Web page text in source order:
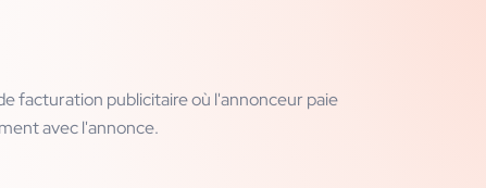
facturation publicitaire où l'annonceur paie
avec l'annonce.